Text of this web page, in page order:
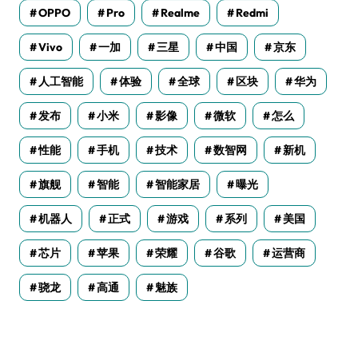
OPPO Pro Realme Redmi
Vivo 一加 三星 中国 京东
人工智能 体验 全球 区块 华为
发布 小米 影像 微软 怎么
性能 手机 技术 数智网 新机
旗舰 智能 智能家居 曝光
机器人 正式 游戏 系列 美国
芯片 苹果 荣耀 谷歌 运营商
骁龙 高通 魅族